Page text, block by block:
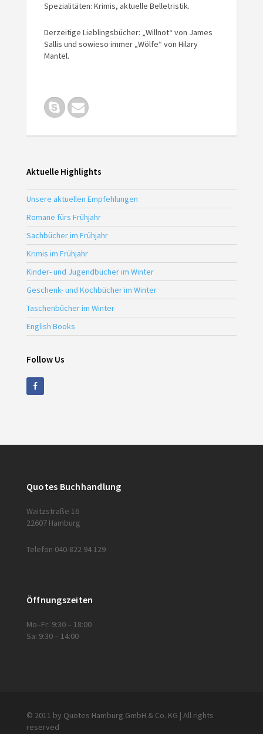
Spezialitäten: Krimis, aktuelle Belletristik.
Derzeitige Lieblingsbücher: „Willnot“ von James
Sallis und sowieso immer „Wölfe“ von Hilary
Mantel.
Aktuelle Highlights
Unsere aktuellen Empfehlungen
Romane fürs Frühjahr
Sachbücher im Frühjahr
Krimis im Frühjahr
Kinder- und Jugendbücher im Winter
Geschenk- und Kochbücher im Winter
Taschenbücher im Winter
English Books
Follow Us
Quotes Buchhandlung
Waitzstraße 16
22607 Hamburg
Telefon 040-822 94 129
Öffnungszeiten
Mo–Fr: 9:30 – 18:00
Sa: 9:30 – 14:00
© 2011 by Quotes Hamburg GmbH & Co. KG | All rights
reserved